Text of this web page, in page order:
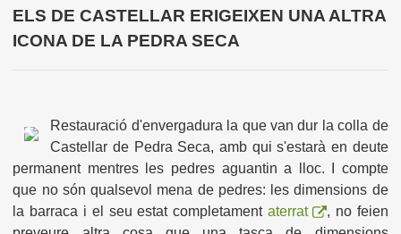
ELS DE CASTELLAR ERIGEIXEN UNA ALTRA
ICONA DE LA PEDRA SECA
Restauració d'envergadura la que van dur la colla de
Castellar de Pedra Seca, amb qui s'estarà en deute
permanent mentres les pedres aguantin a lloc. I compte
que no són qualsevol mena de pedres: les dimensions de
la barraca i el seu estat completament aterrat
, no feien